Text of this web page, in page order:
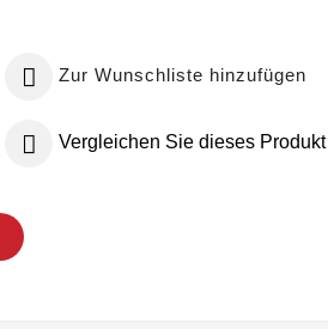
 Zur Wunschliste hinzufügen
 Vergleichen Sie dieses Produkt